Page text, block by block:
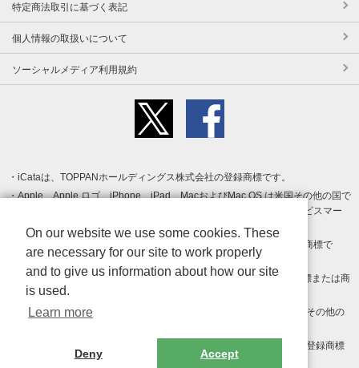
特定商法取引に基づく表記
個人情報の取扱いについて
ソーシャルメディア利用規約
iCataは、TOPPANホールディングス株式会社の登録商標です。
Apple、Apple ロゴ、iPhone、iPad、MacおよびMac OS は米国その他の国で
登録された Apple Inc. の商標です。App Store は Apple Inc. のサービスマー
クです。
Android、Google Play および Google Play ロゴ は Google LLC の商標で
す。
Windows は Microsoft Inc.の米国およびその他の国における登録商標または商
標です。
Adobe、Adobe Reader、Adobe PDF は、Adobe Inc.の米国およびその他の
その他、記載されている会社名、商品名、ロゴは各社の商標または登録商標
On our website we use some cookies. These
are necessary for our site to work properly
and to give us information about how our site
is used.
Learn more
Deny Accept